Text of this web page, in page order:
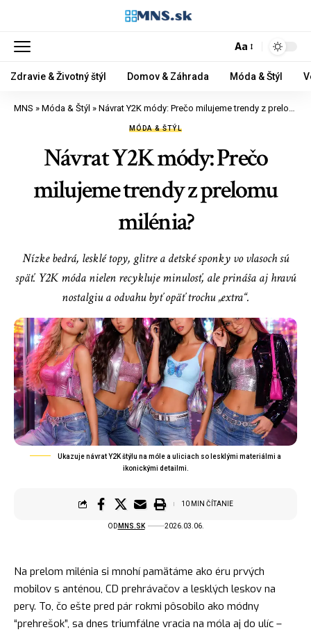
Aa
Zdravie & Životný štýl Domov & Záhrada Móda & Štýl
MNS » Móda & Štýl » Návrat Y2K módy: Prečo milujeme trendy z prelomu milénia?
MÓDA & ŠTÝL
Návrat Y2K módy: Prečo
milujeme trendy z prelomu
milénia?
Nízke bedrá, lesklé topy, glitre a detské sponky vo vlasoch sú
späť. Y2K móda nielen recykluje minulosť, ale prináša aj hravú
nostalgiu a odvahu byť opäť trochu „extra“.
Ukazuje návrat Y2K štýlu na móle a uliciach so lesklými materiálmi a
ikonickými detailmi.
OD MNS.SK 2026.03.06.
10 MIN ČÍTANIE
Na prelom milénia si mnohí pamätáme ako éru prvých
mobilov s anténou, CD prehrávačov a lesklých leskov na
pery. To, čo ešte pred pár rokmi pôsobilo ako módny
“prehrešok”, sa dnes triumfálne vracia na móla aj do ulíc –